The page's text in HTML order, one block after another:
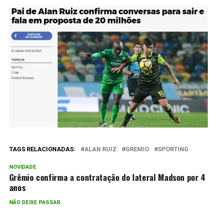
TAGS RELACIONADAS: ALAN RUIZ GREMIO SPORTING
NOVIDADE
Grêmio confirma a contratação do lateral Madson por 4
anos
NÃO DEIXE PASSAR